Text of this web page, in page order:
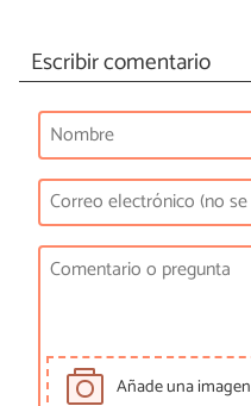
Escribir comentario
Añade una imagen